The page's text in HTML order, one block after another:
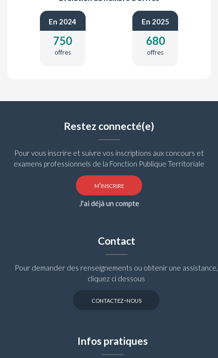
En 2024
750
offres
En 2025
680
offres
Restez connecté(e)
Pour vous inscrire et suivre vos inscriptions aux concours et
examens professionnels de la Fonction Publique Territoriale
m'inscrire
J'ai déjà un compte
Contact
Pour demander des renseignements ou obtenir une assistance,
cliquez ci dessous
contactez-nous
Infos pratiques